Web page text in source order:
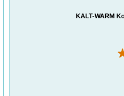
KALT-WARM